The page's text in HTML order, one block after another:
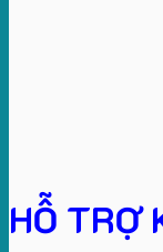
HỖ TRỢ